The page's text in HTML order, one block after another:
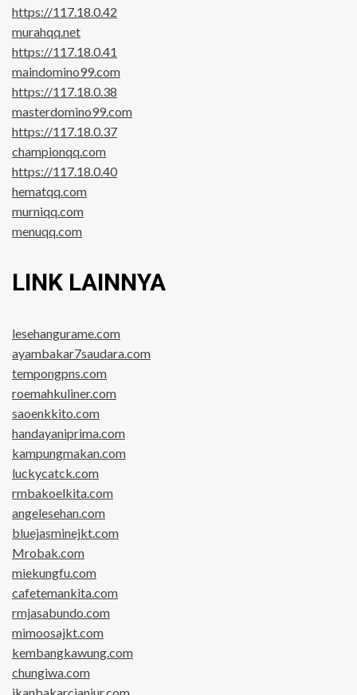
https://117.18.0.42
murahqq.net
https://117.18.0.41
maindomino99.com
https://117.18.0.38
masterdomino99.com
https://117.18.0.37
championqq.com
https://117.18.0.40
hematqq.com
murniqq.com
menuqq.com
LINK LAINNYA
lesehangurame.com
ayambakar7saudara.com
tempongpns.com
roemahkuliner.com
saoenkkito.com
handayaniprima.com
kampungmakan.com
luckycatck.com
rmbakoelkita.com
angelesehan.com
bluejasminejkt.com
Mrobak.com
miekungfu.com
cafetemankita.com
rmjasabundo.com
mimoosajkt.com
kembangkawung.com
chungiwa.com